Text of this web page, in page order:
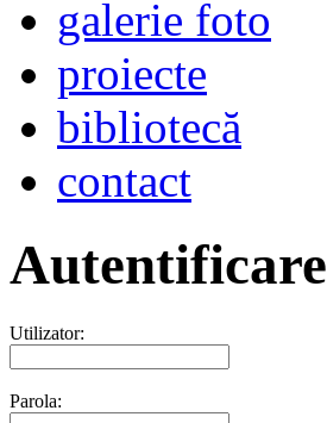
galerie foto
proiecte
bibliotecă
contact
Autentificare
Utilizator:
Parola: